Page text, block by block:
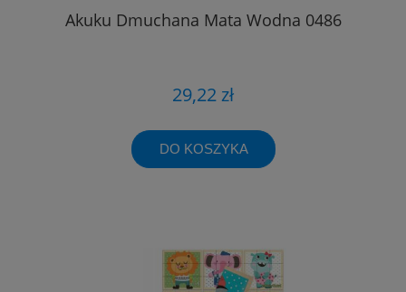
Akuku Dmuchana Mata Wodna 0486
29,22 zł
DO KOSZYKA